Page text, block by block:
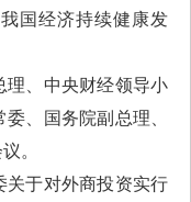
国经济持续健康发
、中央财经领导小
、国务院副总理、
。
于对外商投资实行